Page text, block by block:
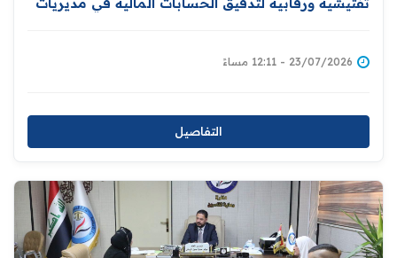
23/07/2026 - 12:11 مساءً
التفاصيل